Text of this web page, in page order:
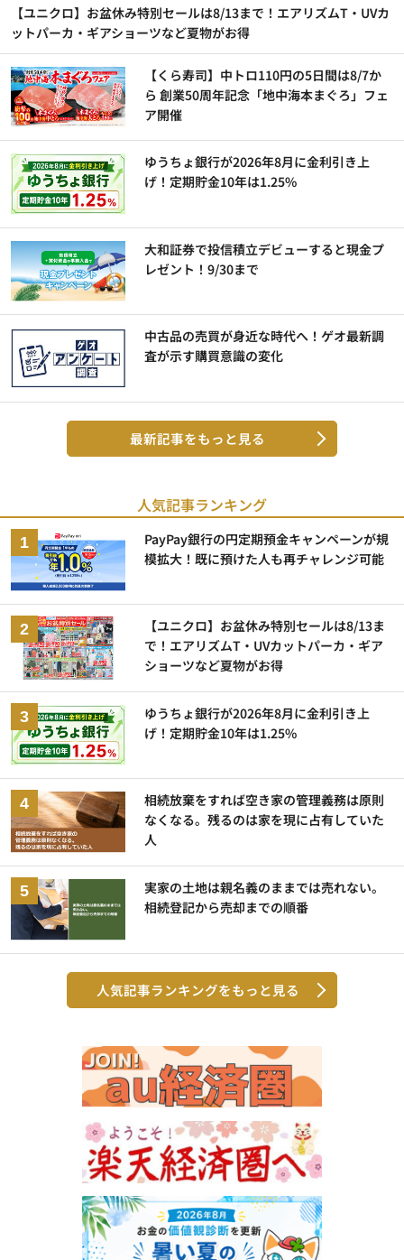
【ユニクロ】お盆休み特別セールは8/13まで！エアリズムT・UVカ
ットパーカ・ギアショーツなど夏物がお得
【くら寿司】中トロ110円の5日間は8/7か
ら 創業50周年記念「地中海本まぐろ」フェ
ア開催
ゆうちょ銀行が2026年8月に金利引き上
げ！定期貯金10年は1.25%
大和証券で投信積立デビューすると現金プ
レゼント！9/30まで
中古品の売買が身近な時代へ！ゲオ最新調
査が示す購買意識の変化
最新記事をもっと見る
人気記事ランキング
PayPay銀行の円定期預金キャンペーンが規
模拡大！既に預けた人も再チャレンジ可能
【ユニクロ】お盆休み特別セールは8/13ま
で！エアリズムT・UVカットパーカ・ギア
ショーツなど夏物がお得
ゆうちょ銀行が2026年8月に金利引き上
げ！定期貯金10年は1.25%
相続放棄をすれば空き家の管理義務は原則
なくなる。残るのは家を現に占有していた
人
実家の土地は親名義のままでは売れない。
相続登記から売却までの順番
人気記事ランキングをもっと見る